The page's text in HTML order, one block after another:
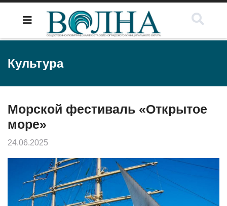
Культура
Морской фестиваль «Открытое
море»
24.06.2025